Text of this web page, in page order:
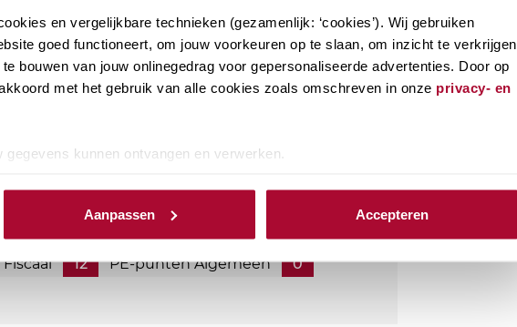
en vergelijkbare technieken (gezamenlijk: ‘cookies’). Wij gebruiken
goed functioneert, om jouw voorkeuren op te slaan, om inzicht te verkrijgen
bouwen van jouw onlinegedrag voor gepersonaliseerde advertenties. Door op
met het gebruik van alle cookies zoals omschreven in onze privacy- en
gegevens kunnen ontvangen en verwerken.
Aanpassen Accepteren
belang onderdeel zijn van jouw
van de laatste ontwikkelingen. Bij RB
12 PE-punten Algemeen
0